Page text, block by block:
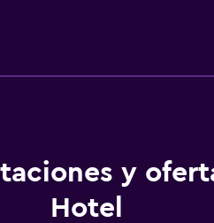
Ho Chi Minh City Fine Arts
y
Hotel